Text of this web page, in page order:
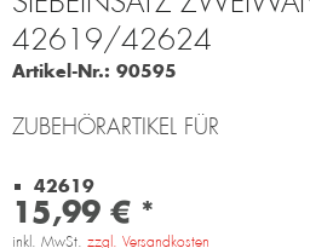
42619/42624
Artikel-Nr.: 90595
ZUBEHÖRARTIKEL FÜR
42619
15,99 € *
inkl. MwSt. zzgl. Versandkosten